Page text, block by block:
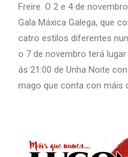
Freire. O 2 e 4 de
Gala Máxica Galega, que
catro estilos diferentes
o 7 de novembro terá
ás 21:00 de Unha Noite
mago que conta con máis